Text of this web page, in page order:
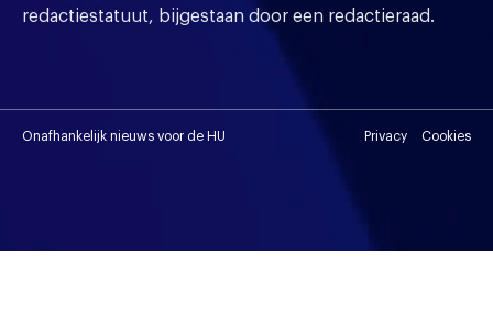
redactiestatuut, bijgestaan door een redactieraad.
Onafhankelijk nieuws voor de HU Privacy Cookies